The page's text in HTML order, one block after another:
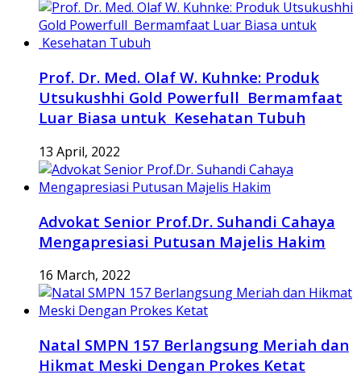
Prof. Dr. Med. Olaf W. Kuhnke: Produk
Utsukushhi Gold Powerfull Bermamfaat
Luar Biasa untuk Kesehatan Tubuh
13 April, 2022
Advokat Senior Prof.Dr. Suhandi Cahaya
Mengapresiasi Putusan Majelis Hakim
16 March, 2022
Natal SMPN 157 Berlangsung Meriah dan
Hikmat Meski Dengan Prokes Ketat